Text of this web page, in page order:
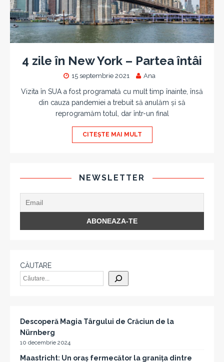
4 zile în New York – Partea întâi
15 septembrie 2021 Ana
Vizita în SUA a fost programată cu mult timp înainte, însă
din cauza pandemiei a trebuit să anulăm și să
reprogramăm totul, dar într-un final
CITEȘTE MAI MULT
NEWSLETTER
CĂUTARE
Descoperă Magia Târgului de Crăciun de la
Nürnberg
10 decembrie 2024
Maastricht: Un oraș fermecător la granița dintre